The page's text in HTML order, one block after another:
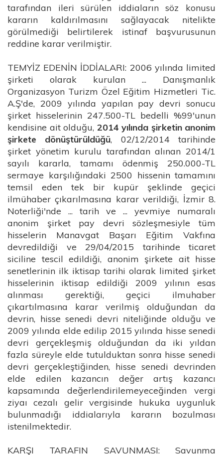
tarafından ileri sürülen iddiaların söz konusu
kararın kaldırılmasını sağlayacak nitelikte
görülmediği belirtilerek istinaf başvurusunun
reddine karar verilmiştir.
TEMYİZ EDENİN İDDİALARI: 2006 yılında limited
şirketi olarak kurulan ... Danışmanlık
Organizasyon Turizm Özel Eğitim Hizmetleri Tic.
A.Ş'de, 2009 yılında yapılan pay devri sonucu
şirket hisselerinin 247.500-TL bedelli %99'unun
kendisine ait olduğu, 2014 yılında şirketin anonim
şirkete dönüştürüldüğü, 02/12/2014 tarihinde
şirket yönetim kurulu tarafından alınan 2014/1
sayılı kararla, tamamı ödenmiş 250.000-TL
sermaye karşılığındaki 2500 hissenin tamamını
temsil eden tek bir kupür şeklinde geçici
ilmühaber çıkarılmasına karar verildiği, İzmir 8.
Noterliği'nde ... tarih ve ... yevmiye numaralı
anonim şirket pay devri sözleşmesiyle tüm
hisselerin Manavgat Başarı Eğitim Vakfına
devredildiği ve 29/04/2015 tarihinde ticaret
siciline tescil edildiği, anonim şirkete ait hisse
senetlerinin ilk iktisap tarihi olarak limited şirket
hisselerinin iktisap edildiği 2009 yılının esas
alınması gerektiği, geçici ilmuhaber
çıkartılmasına karar verilmiş olduğundan da
devrin, hisse senedi devri niteliğinde olduğu ve
2009 yılında elde edilip 2015 yılında hisse senedi
devri gerçekleşmiş olduğundan da iki yıldan
fazla süreyle elde tutulduktan sonra hisse senedi
devri gerçekleştiğinden, hisse senedi devrinden
elde edilen kazancın değer artış kazancı
kapsamında değerlendirilemeyeceğinden vergi
ziyaı cezalı gelir vergisinde hukuka uygunluk
bulunmadığı iddialarıyla kararın bozulması
istenilmektedir.
KARŞI TARAFIN SAVUNMASI: Savunma